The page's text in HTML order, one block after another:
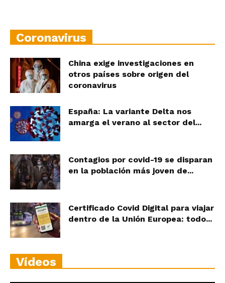
Coronavirus
China exige investigaciones en
otros países sobre origen del
coronavirus
España: La variante Delta nos
amarga el verano al sector del...
Contagios por covid-19 se disparan
en la población más joven de...
Certificado Covid Digital para viajar
dentro de la Unión Europea: todo...
Vídeos